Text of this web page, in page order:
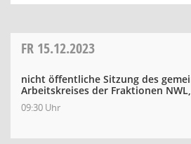
FR 15.12.2023
nicht öffentliche Sitzung des
Arbeitskreises der Fraktionen NWL,
09:30 Uhr